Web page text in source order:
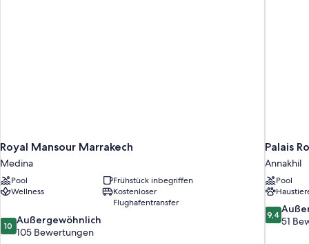
Royal Mansour Marrakech
Medina
Pool
Frühstück inbegriffen
Wellness
Kostenloser
Flughafentransfer
10.0
von
10 Außergewöhnlich
105 Bewertungen
Palais
Annakhil
Pool
9.4
von
9,4
51